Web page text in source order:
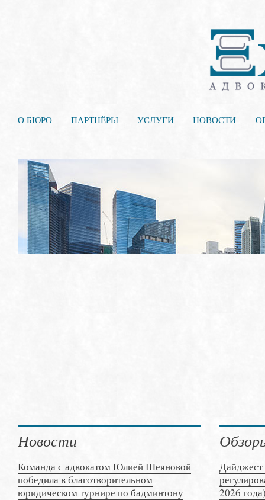
О БЮРО ПАРТНЁРЫ УСЛУГИ НОВОСТИ
Новости
Команда с адвокатом Юлией Шеяновой
победила в благотворительном
юридическом турнире по бадминтону
Дайджест
2026